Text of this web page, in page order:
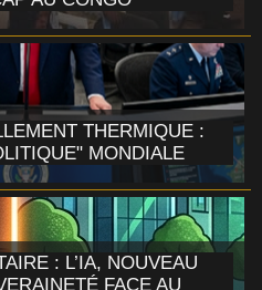
THERMIQUE :
MONDIALE
: L’IA, NOUVEAU
FACE AU